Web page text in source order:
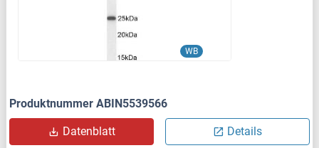
WB
Produktnummer ABIN5539566
Datenblatt Details